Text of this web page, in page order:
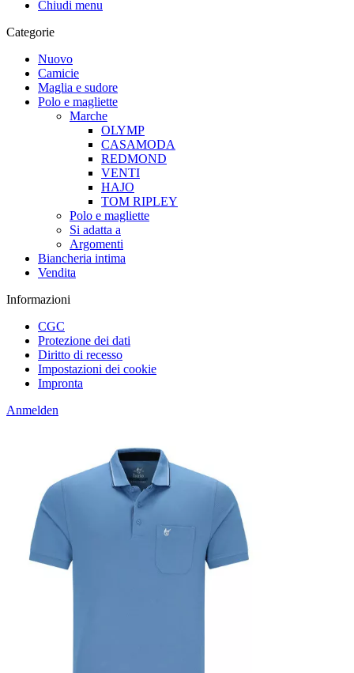
Chiudi menu
Categorie
Nuovo
Camicie
Maglia e sudore
Polo e magliette
Marche
OLYMP
CASAMODA
REDMOND
VENTI
HAJO
TOM RIPLEY
Polo e magliette
Si adatta a
Argomenti
Biancheria intima
Vendita
Informazioni
CGC
Protezione dei dati
Diritto di recesso
Impostazioni dei cookie
Impronta
Anmelden